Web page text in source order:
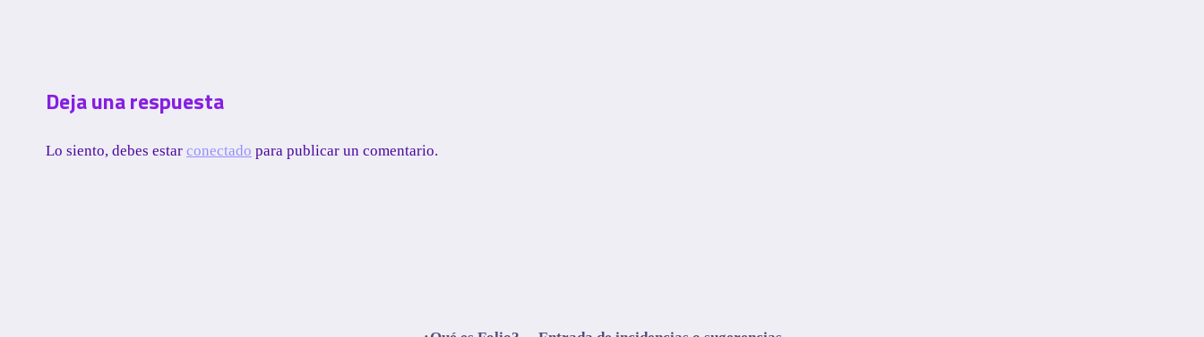
Deja una respuesta
Lo siento, debes estar conectado para publicar un comentario.